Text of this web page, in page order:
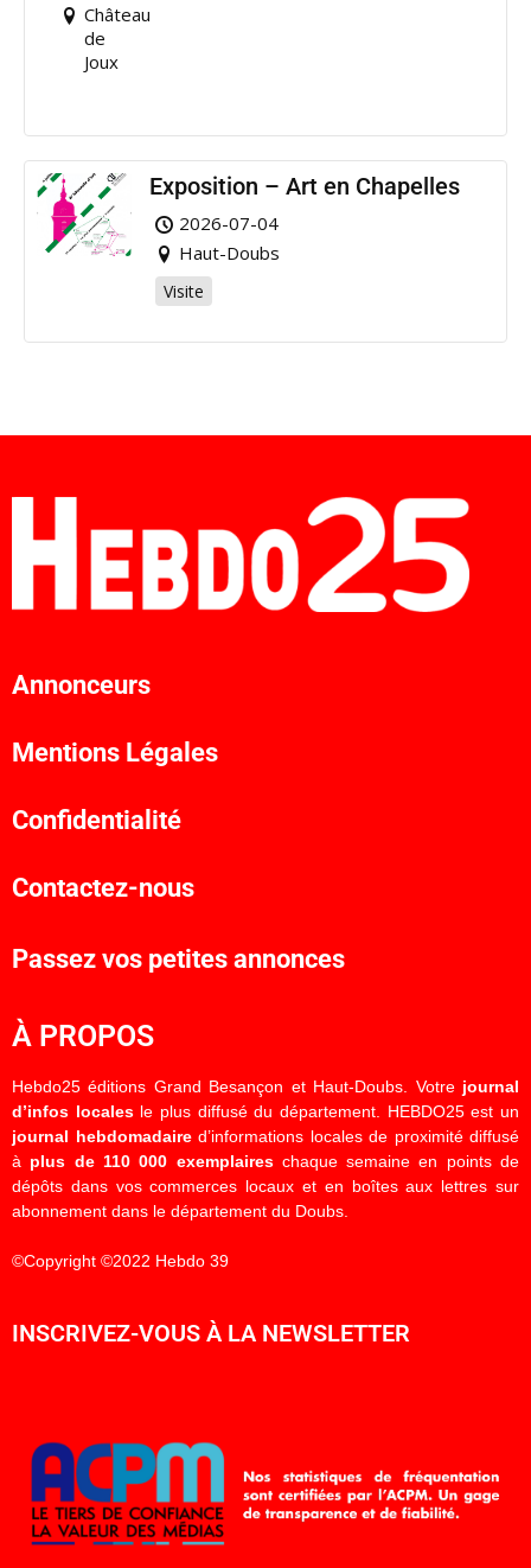
Château
de
Joux
Exposition – Art en Chapelles
2026-07-04
Haut-Doubs
Visite
Annonceurs
Mentions Légales
Confidentialité
Contactez-nous
Passez vos petites annonces
À PROPOS
Hebdo25 éditions Grand Besançon et Haut-Doubs. Votre journal
d’infos localesle plus diffusé du département. HEBDO25 est un
journal hebdomadaired’informations locales de proximité diffusé
à plus de 110 000 exemplaireschaque semaine en points de
dépôts dans vos commerces locaux et en boîtes aux lettres sur
abonnement dans le département du Doubs.
©Copyright ©2022 Hebdo 39
INSCRIVEZ-VOUS À LA NEWSLETTER